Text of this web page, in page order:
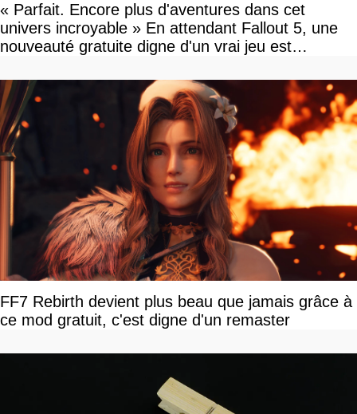
« Parfait. Encore plus d'aventures dans cet
univers incroyable » En attendant Fallout 5, une
nouveauté gratuite digne d'un vrai jeu est
FF7 Rebirth devient plus beau que jamais grâce à
ce mod gratuit, c'est digne d'un remaster